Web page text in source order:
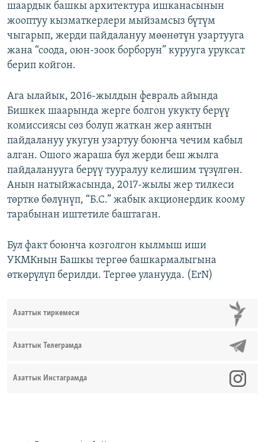
шаардык башкы архитектура ишканасынын
жооптуу кызматкерлери мыйзамсыз бүтүм
чыгарып, жерди пайдалануу мөөнөтүн узартууга
жана “соода, оюн-зоок борборун” курууга уруксат
берип койгон.
Ага ылайык, 2016-жылдын февраль айында
Бишкек шаарында жерге болгон укукту берүү
комиссиясы сөз болуп жаткан жер аянтын
пайдалануу укугун узартуу боюнча чечим кабыл
алган. Ошого жараша бул жерди беш жылга
пайдаланууга берүү тууралуу келишим түзүлгөн.
Анын натыйжасында, 2017-жылы жер тилкеси
төрткө бөлүнүп, “Б.С.” жабык акционердик коому
тарабынан иштетиле баштаган.
Бул факт боюнча козголгон кылмыш иши
УКМКнын Башкы тергөө башкармалыгына
өткөрүлүп берилди. Тергөө уланууда. (ErN)
Азаттык тиркемеси
Азаттык Телеграмда
Азаттык Инстаграмда